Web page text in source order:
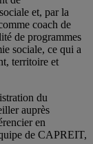
et, par la
coach de
de programmes
sociale, ce qui a
territoire et
du
auprès
en
de CAPREIT,